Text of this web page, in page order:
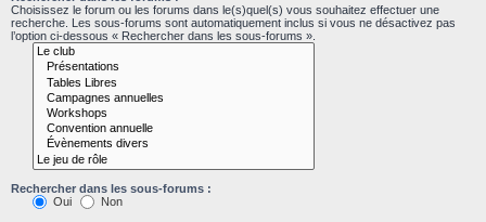
Choisissez le forum ou les forums dans le(s)quel(s) vous souhaitez effectuer une
recherche. Les sous-forums sont automatiquement inclus si vous ne désactivez pas
l’option ci-dessous « Rechercher dans les sous-forums ».
Rechercher dans les sous-forums :
Oui
Non